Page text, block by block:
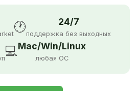
🕐 24/7
поддержка без выходных
💻Mac/Win/Linux
любая ОС